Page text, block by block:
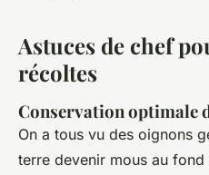
Astuces de chef
récoltes
Conservation optimale
On a tous vu des oignons
terre devenir mous au